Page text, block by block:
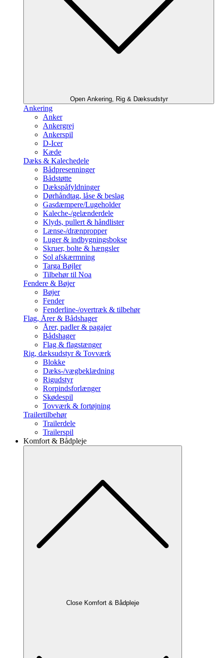
Open Ankering, Rig & Dæksudstyr
Ankering
Anker
Ankergrej
Ankerspil
D-Icer
Kæde
Dæks & Kalechedele
Bådpresenninger
Bådstøtte
Dækspåfyldninger
Dørhåndtag, låse & beslag
Gasdæmpere/Lugeholder
Kaleche-/gelænderdele
Klyds, pullert & håndlister
Lænse-/drænpropper
Luger & indbygningsbokse
Skruer, bolte & hængsler
Sol afskærmning
Targa Bøjler
Tilbehør til Noa
Fendere & Bøjer
Bøjer
Fender
Fenderline-/overtræk & tilbehør
Flag, Årer & Bådshager
Årer, padler & pagajer
Bådshager
Flag & flagstænger
Rig, dæksudstyr & Tovværk
Blokke
Dæks-/vægbeklædning
Rigudstyr
Rorpindsforlænger
Skødespil
Tovværk & fortøjning
Trailertilbehør
Trailerdele
Trailerspil
Komfort & Bådpleje
Close Komfort & Bådpleje